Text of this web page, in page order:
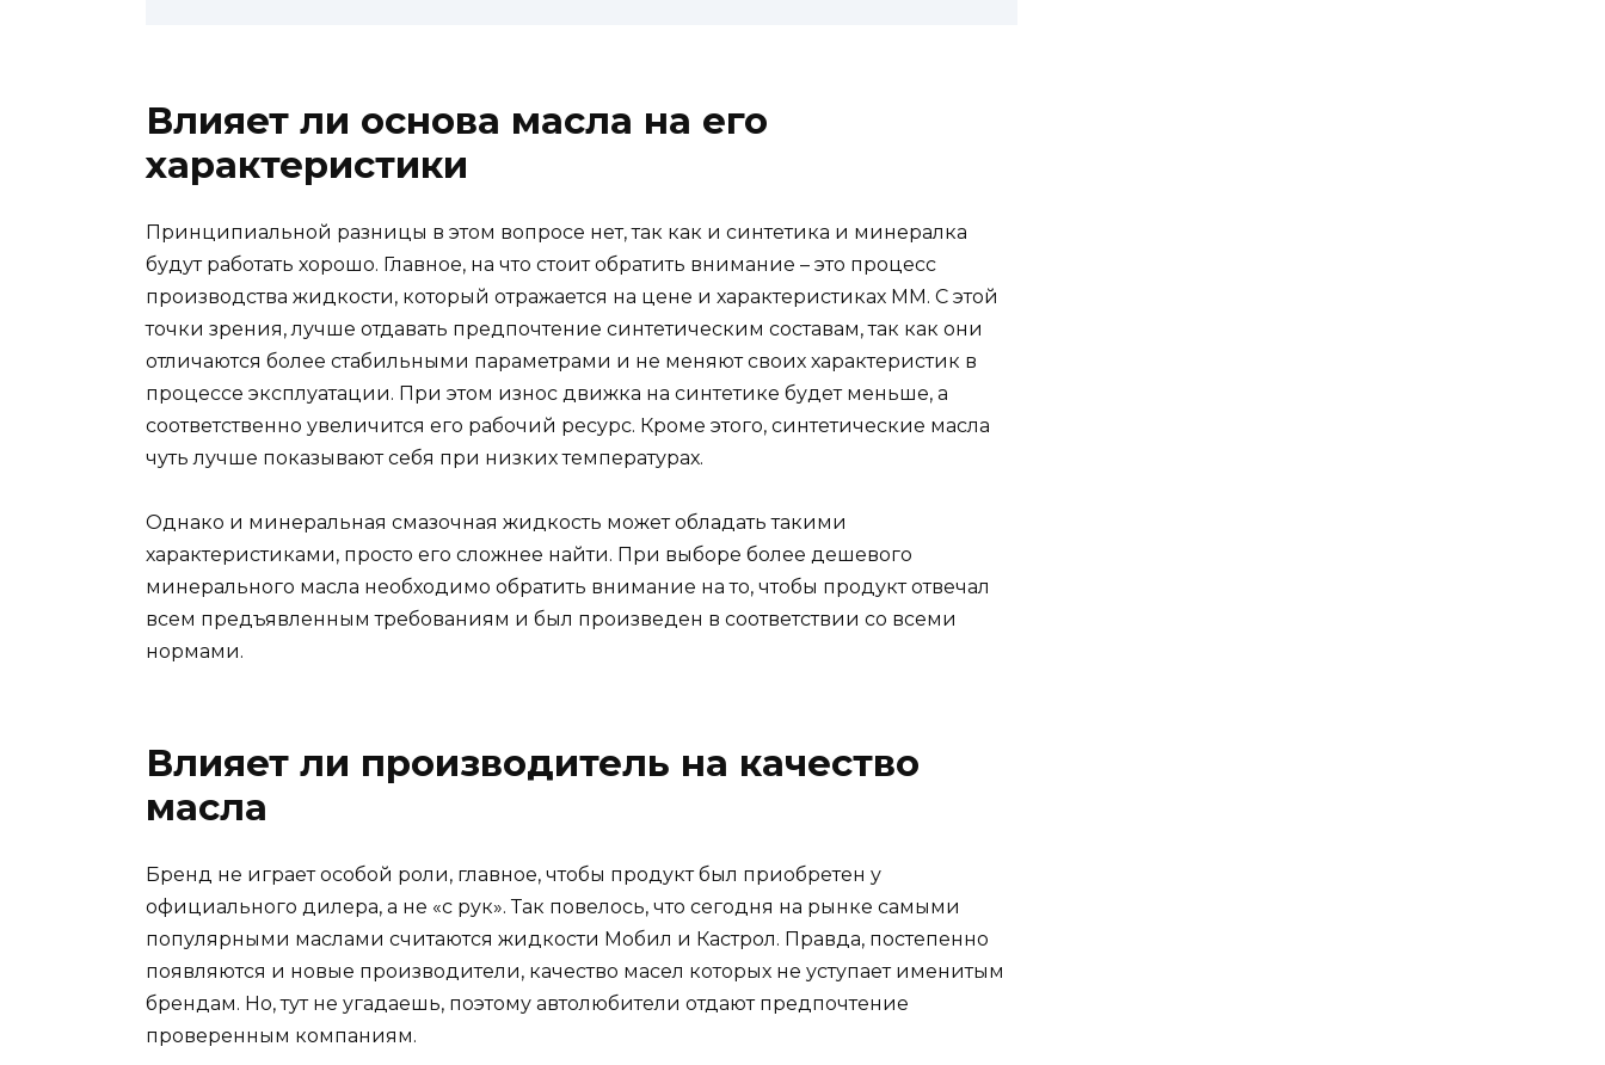
Влияет ли основа масла на его
характеристики
Принципиальной разницы в этом вопросе нет, так как и синтетика и минералка
будут работать хорошо. Главное, на что стоит обратить внимание – это процесс
производства жидкости, который отражается на цене и характеристиках ММ. С этой
точки зрения, лучше отдавать предпочтение синтетическим составам, так как они
отличаются более стабильными параметрами и не меняют своих характеристик в
процессе эксплуатации. При этом износ движка на синтетике будет меньше, а
соответственно увеличится его рабочий ресурс. Кроме этого, синтетические масла
чуть лучше показывают себя при низких температурах.
Однако и минеральная смазочная жидкость может обладать такими
характеристиками, просто его сложнее найти. При выборе более дешевого
минерального масла необходимо обратить внимание на то, чтобы продукт отвечал
всем предъявленным требованиям и был произведен в соответствии со всеми
нормами.
Влияет ли производитель на качество
масла
Бренд не играет особой роли, главное, чтобы продукт был приобретен у
официального дилера, а не «с рук». Так повелось, что сегодня на рынке самыми
популярными маслами считаются жидкости Мобил и Кастрол. Правда, постепенно
появляются и новые производители, качество масел которых не уступает именитым
брендам. Но, тут не угадаешь, поэтому автолюбители отдают предпочтение
проверенным компаниям.